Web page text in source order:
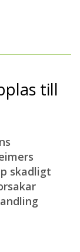
till
skadligt